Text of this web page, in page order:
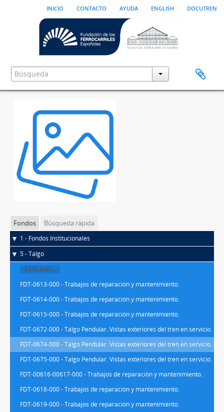
inicio contacto ayuda english docutren
Fondos Búsqueda rápida
1 - Fondos Institucionales
5 - Talgo
1475 más...
FDT-0613-000 - Trabajos de reparación y mantenimiento.
FDT-0614-000 - Trabajos de reparación y mantenimiento.
FDT-0615-000 - Trabajos de reparación y mantenimiento.
FDT-0672-000 - Talgo Pendular. Vistas exteriores del tren en servicio.
FDT-0674-000 - Talgo Pendular. Vistas exteriores del tren en servicio.
FDT-0675-000 - Talgo Pendular. Vistas exteriores del tren en servicio.
FDT-00616-00617-000 - Trabajos de reparación y mantenimiento.
FDT-0618-000 - Trabajos de reparación y mantenimiento.
FDT-0619-000 - Trabajos de reparación y mantenimiento.